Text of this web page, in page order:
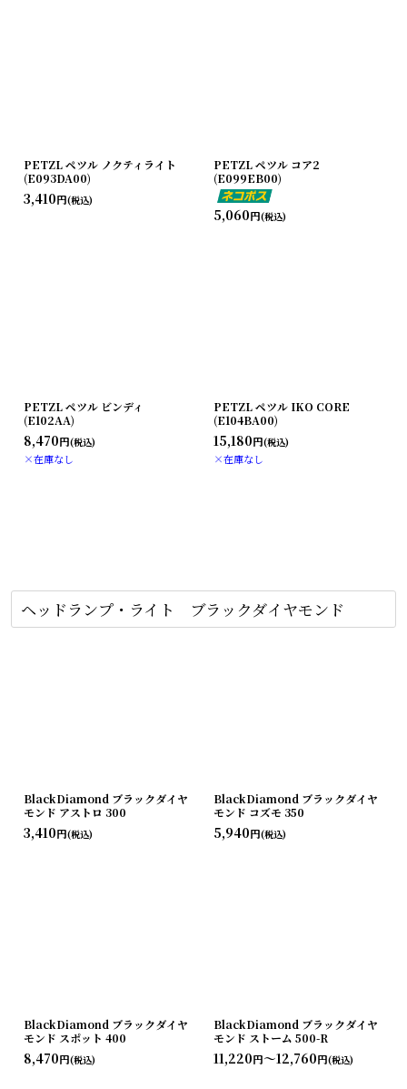
PETZL ペツル ノクティライト
(E093DA00)
3,410円(税込)
PETZL ペツル コア2
(E099EB00)
5,060円(税込)
PETZL ペツル ビンディ
(E102AA)
8,470円(税込)
×在庫なし
PETZL ペツル IKO CORE
(E104BA00)
15,180円(税込)
×在庫なし
ヘッドランプ・ライト ブラックダイヤモンド
BlackDiamond ブラックダイヤ
モンド アストロ 300
3,410円(税込)
BlackDiamond ブラックダイヤ
モンド コズモ 350
5,940円(税込)
BlackDiamond ブラックダイヤ
モンド スポット 400
8,470円(税込)
BlackDiamond ブラックダイヤ
モンド ストーム 500-R
11,220円～12,760円(税込)